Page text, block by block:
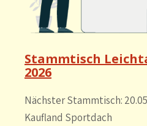
Stammtisch
2026
Nächster Stammtisch:
Kaufland Sportdach